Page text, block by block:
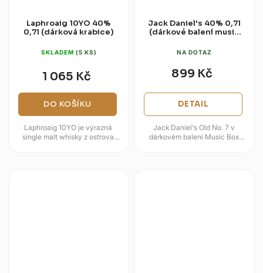
Laphroaig 10YO 40%
0,7l (dárková krabice)
SKLADEM (5 KS)
1 065 Kč
DO KOŠÍKU
Laphroaig 10YO je výrazná
single malt whisky z ostrova
Jack Daniel's 40% 0,7l
(dárkové balení music
NA DOTAZ
899 Kč
DETAIL
Jack Daniel's Old No. 7 v
dárkovém balení Music Box